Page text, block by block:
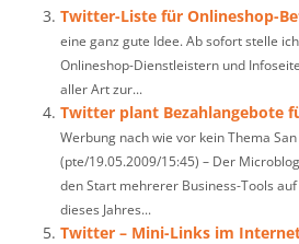
Twitter-Liste für Onlineshop-
eine ganz gute Idee. Ab sofort stelle
Onlineshop-Dienstleistern und
aller Art zur...
Twitter plant Bezahlangebote
Werbung nach wie vor kein Thema
(pte/19.05.2009/15:45) – Der
den Start mehrerer Business-Tools
dieses Jahres...
Twitter – Mini-Links im